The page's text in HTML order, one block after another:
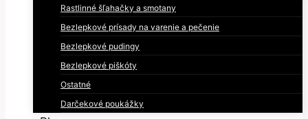
Rastlinné šľahačky a smotany
Bezlepkové prísady na varenie a pečenie
Bezlepkové pudingy
Bezlepkové piškóty
Ostatné
Darčekové poukážky